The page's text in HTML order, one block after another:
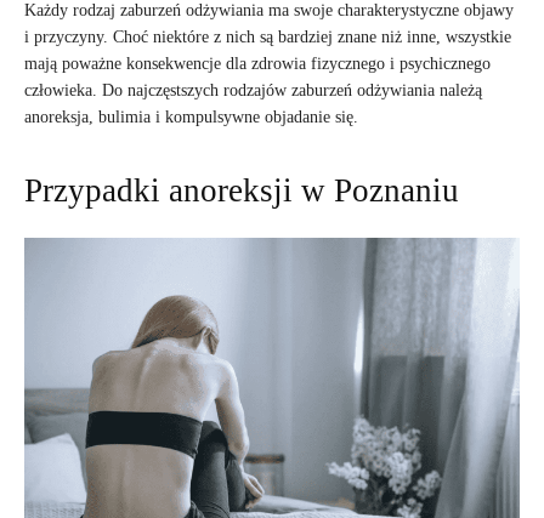
Każdy rodzaj zaburzeń odżywiania ma swoje charakterystyczne objawy
i przyczyny. Choć niektóre z nich są bardziej znane niż inne, wszystkie
mają poważne konsekwencje dla zdrowia fizycznego i psychicznego
człowieka. Do najczęstszych rodzajów zaburzeń odżywiania należą
anoreksja, bulimia i kompulsywne objadanie się.
Przypadki anoreksji w Poznaniu